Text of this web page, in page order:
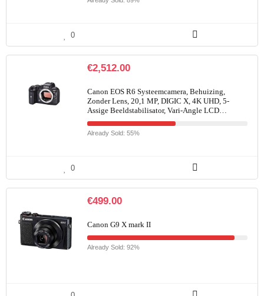
0
€2,512.00
Canon EOS R6 Systeemcamera, Behuizing,
Zonder Lens, 20,1 MP, DIGIC X, 4K UHD, 5-
Assige Beeldstabilisator, Vari-Angle LCD…
Already Sold: 55%
0
€499.00
Canon G9 X mark II
Already Sold: 92%